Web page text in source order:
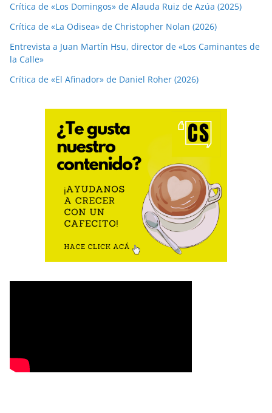
Crítica de «Los Domingos» de Alauda Ruiz de Azúa (2025)
Crítica de «La Odisea» de Christopher Nolan (2026)
Entrevista a Juan Martín Hsu, director de «Los Caminantes de
la Calle»
Crítica de «El Afinador» de Daniel Roher (2026)